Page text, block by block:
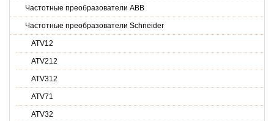
Частотные преобразователи ABB
Частотные преобразователи Schneider
ATV12
ATV212
ATV312
ATV71
ATV32